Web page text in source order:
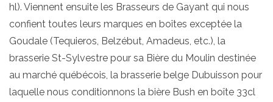
hl). Viennent ensuite les Brasseurs de Gayant qui nous
confient toutes leurs marques en boîtes exceptée la
Goudale (Tequieros, Belzébut, Amadeus, etc.), la
brasserie St-Sylvestre pour sa Bière du Moulin destinée
au marché québécois, la brasserie belge Dubuisson pour
laquelle nous conditionnons la bière Bush en boîte 33cl